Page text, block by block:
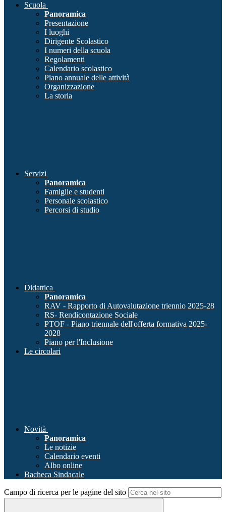
Scuola
Panoramica
Presentazione
I luoghi
Dirigente Scolastico
I numeri della scuola
Regolamenti
Calendario scolastico
Piano annuale delle attività
Organizzazione
La storia
Servizi
Panoramica
Famiglie e studenti
Personale scolastico
Percorsi di studio
Didattica
Panoramica
RAV - Rapporto di Autovalutazione triennio 2025-28
RS- Rendicontazione Sociale
PTOF - Piano triennale dell'offerta formativa 2025-
2028
Piano per l'Inclusione
Le circolari
Novità
Panoramica
Le notizie
Calendario eventi
Albo online
Bacheca Sindacale
Campo di ricerca per le pagine del sito